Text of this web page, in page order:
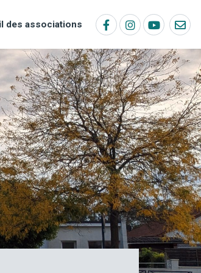
des associations